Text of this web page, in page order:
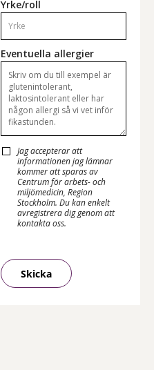
Yrke/roll
Eventuella allergier
Jag accepterar att
informationen jag lämnar
kommer att sparas av
Centrum för arbets- och
miljömedicin, Region
Stockholm. Du kan enkelt
avregistrera dig genom att
kontakta oss.
Skicka